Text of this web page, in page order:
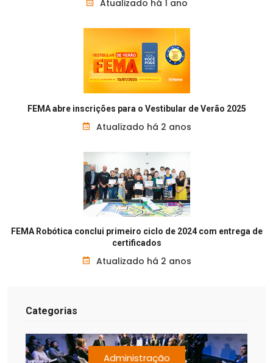
Atualizado há 1 ano
FEMA abre inscrições para o Vestibular de Verão 2025
Atualizado há 2 anos
FEMA Robótica conclui primeiro ciclo de 2024 com entrega de
certificados
Atualizado há 2 anos
Categorias
Administração